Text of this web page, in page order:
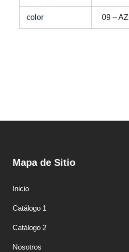
color 09 –
Mapa de Sitio
Inicio
Catálogo 1
Catálogo 2
Nosotros